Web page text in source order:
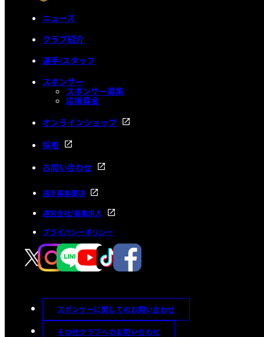
ニュース
クラブ紹介
選手/スタッフ
スポンサー
スポンサー募集
応援募金
オンラインショップ
採用
お問い合わせ
選手募集要項
運営会社/募集求人
プライバシーポリシー
スポンサーに関してのお問い合わせ
その他クラブへのお問い合わせ